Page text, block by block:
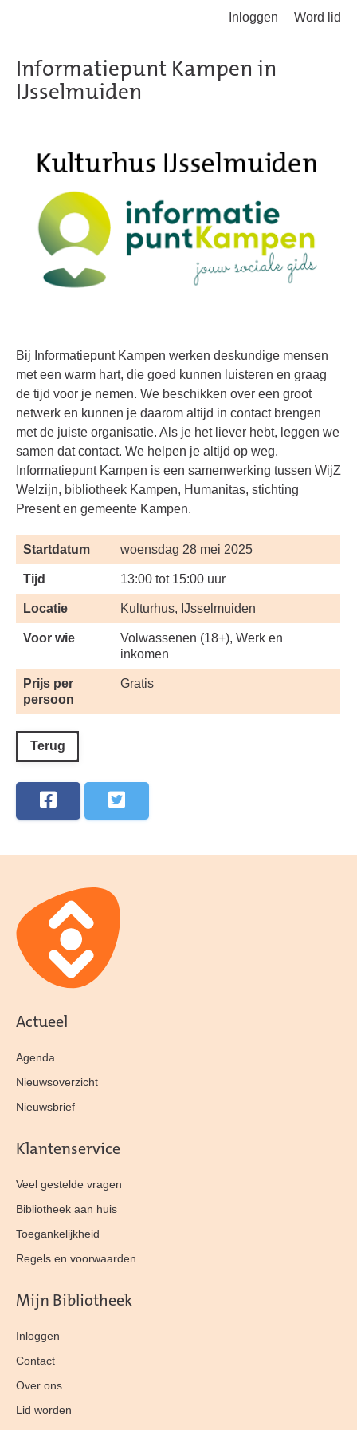
Inloggen Word lid
Informatiepunt Kampen in
IJsselmuiden
Bij Informatiepunt Kampen werken deskundige mensen
met een warm hart, die goed kunnen luisteren en graag
de tijd voor je nemen. We beschikken over een groot
netwerk en kunnen je daarom altijd in contact brengen
met de juiste organisatie. Als je het liever hebt, leggen we
samen dat contact. We helpen je altijd op weg.
Informatiepunt Kampen is een samenwerking tussen WijZ
Welzijn, bibliotheek Kampen, Humanitas, stichting
Present en gemeente Kampen.
Startdatum woensdag 28 mei 2025
Tijd 13:00 tot 15:00 uur
Locatie Kulturhus, IJsselmuiden
Voor wie
Volwassenen (18+), Werk en
inkomen
Prijs per
persoon
Gratis
Terug
Actueel
Agenda
Nieuwsoverzicht
Nieuwsbrief
Klantenservice
Veel gestelde vragen
Bibliotheek aan huis
Toegankelijkheid
Regels en voorwaarden
Mijn Bibliotheek
Inloggen
Contact
Over ons
Lid worden